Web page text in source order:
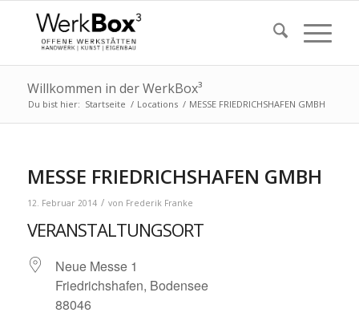
Willkommen in der WerkBox³
Du bist hier: Startseite / Locations / MESSE FRIEDRICHSHAFEN GMBH
MESSE FRIEDRICHSHAFEN GMBH
12. Februar 2014 / von Frederik Franke
VERANSTALTUNGSORT
Neue Messe 1
Friedrichshafen, Bodensee
88046